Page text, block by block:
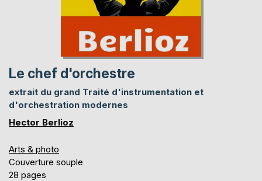
Le chef d'orchestre
extrait du grand Traité d'instrumentation et
d'orchestration modernes
Hector Berlioz
Arts & photo
Couverture souple
28 pages